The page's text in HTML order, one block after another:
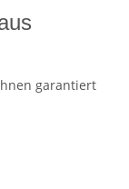
garantiert